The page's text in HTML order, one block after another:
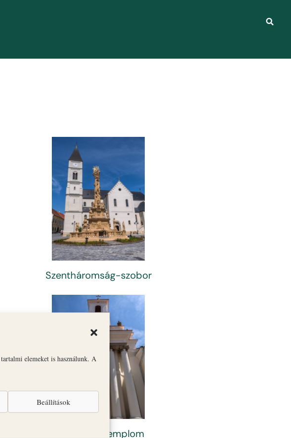
elemeket is használunk. A
Beállítások
Szentháromság-szobor
Szent Imre Templom